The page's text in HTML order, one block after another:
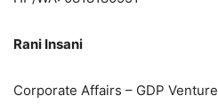
Rani Insani
Corporate Affairs – GDP Venture